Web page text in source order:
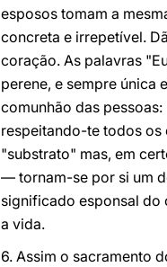
esposos tomam a
concreta e irrepetível.
coração. As palavras
perene, e sempre
comunhão das
respeitando-te todos os
"substrato" mas, em
— tornam-se por si um
significado esponsal do
a vida.
6. Assim o sacramento